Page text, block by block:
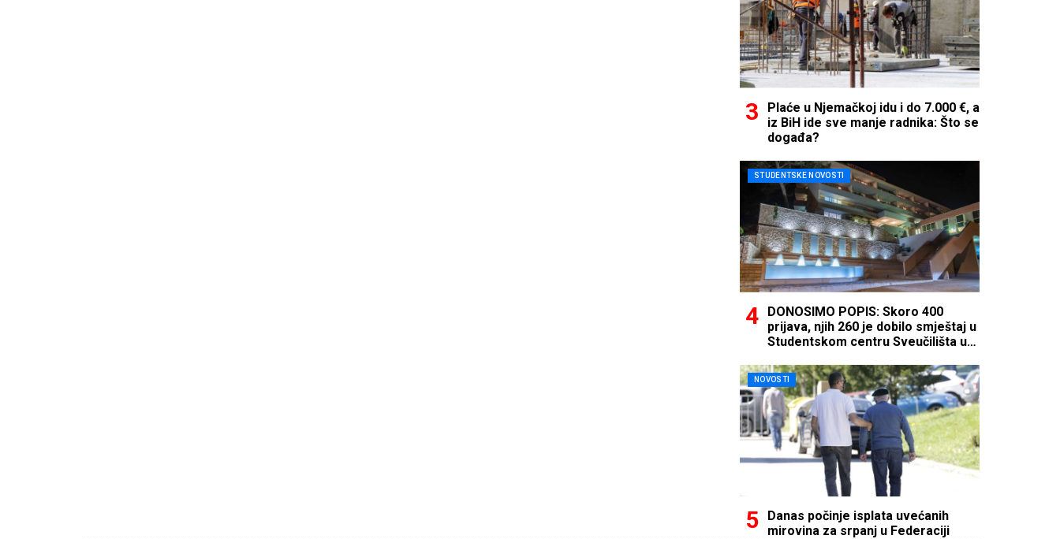
Plaće u Njemačkoj idu i do 7.000 €, a
iz BiH ide sve manje radnika: Što se
događa?
STUDENTSKE NOVOSTI
DONOSIMO POPIS: Skoro 400
prijava, njih 260 je dobilo smještaj u
Studentskom centru Sveučilišta u
NOVOSTI
Danas počinje isplata uvećanih
mirovina za srpanj u Federaciji